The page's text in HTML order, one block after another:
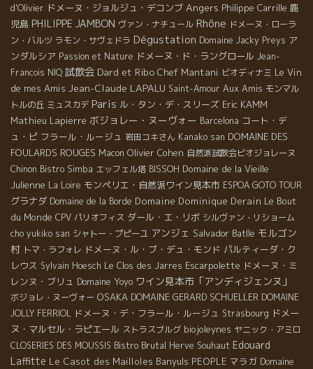
d'Olivier ドメーヌ・ジョルジュ・デコンブ Angers Philippe Carrille 鹿
児島 PHILIPPE JAMBON ヴァン・ナチュール Rhône ドメーヌ・ローラ
ン・バルツ ラモン・サヴェドラ Dégustation Domaine Jacky Preys ア
ンダルシア Passion et Nature ドメーヌ・ド・ラングロール Jean-
Francois NIQ 試飲会 Dard et Ribo Chef Mantani ビオディナミ Le Vin
de mes Amis Jean-Claude LAPALU Saint-Amour Aux Amis モンマル
トルの丘 ミュスカデ Paris ル・タン・デ・スリーズ Eric KAMM
Mathieu Lapierre ボジョレー・ヌーヴォー Barcelona コート・デ
ュ・ピ フラール・ルージュ 岩田コキさん Kanako san DOMAINE DES
FOULARDS ROUGES Macon Olivier Cohen 自然派試飲会ビオジョレーヌ
Chinon Bistro Simba エッフェル塔 BISSOH Domaine de la Vieille
Julienne La Loire モンペリエ・自然派ワイン見本市 ESPOA GOTO TOUR
グラナダ Domaine de la Borde Domaine Dominique Derain Le Bout
du Monde CPV パリオフィス ダール・エ・リボ シルヴァン・リショーム
cho yukiko san シャトー・プピーユ アンジェ Salvador Batlle モルゴン
村 トマ・ラフォレ ドメーヌ・ル・ブ・デュ・モンド パルティーダ・ク
レウス Sylvain Hoesch Le Clos des Jarres Escarpolette ドメーヌ・ミ
レンヌ・ブリュ Domaine Yoyo ワイン見本市「アンディジェンヌ」
ボジョレ・ヌーヴォー OSAKA DOMAINE GERARD SCHUELLER DOMAINE
JOLLY FERRIOL ドメーヌ・デ・フラール・ルージュ Strasbourg ドメー
ヌ・マルセル・ラピエール ストラスブルグ biojoleynes ヤニック・アミロ
CLOSERIES DES MOUSSIS Bistro Brutal Herve Souhaut Edouard
Laffitte Le Casot des Mailloles Banyuls PEOPLE マラガ Domaine